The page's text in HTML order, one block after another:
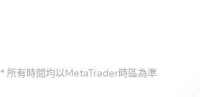
* 所有時間均以MetaTrader時區為準